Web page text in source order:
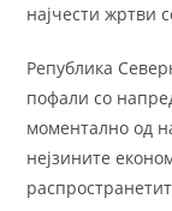
најчести жртви
Република
пофали со
моментално од
нејзините